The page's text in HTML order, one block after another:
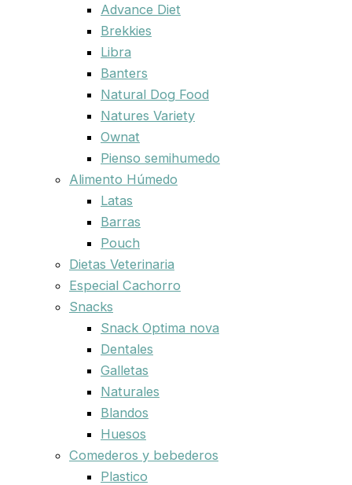
Advance Diet
Brekkies
Libra
Banters
Natural Dog Food
Natures Variety
Ownat
Pienso semihumedo
Alimento Húmedo
Latas
Barras
Pouch
Dietas Veterinaria
Especial Cachorro
Snacks
Snack Optima nova
Dentales
Galletas
Naturales
Blandos
Huesos
Comederos y bebederos
Plastico